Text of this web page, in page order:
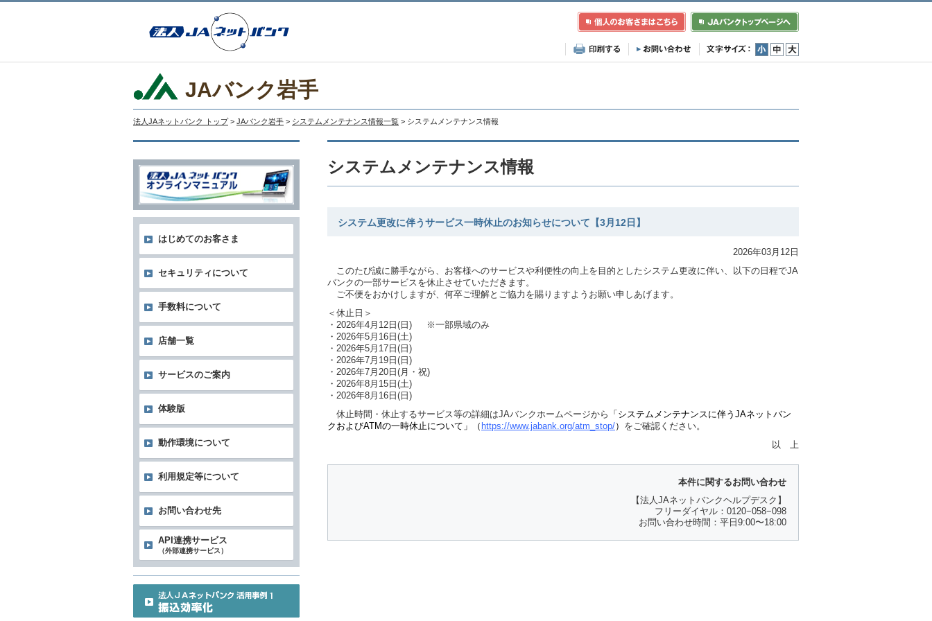
小 中 大
JAバンク岩手
法人JAネットバンク トップ > JAバンク岩手 > システムメンテナンス情報一覧 > システムメンテナンス情報
システムメンテナンス情報
システム更改に伴うサービス一時休止のお知らせについて【3月12日】
2026年03月12日
このたび誠に勝手ながら、お客様へのサービスや利便性の向上を目的としたシステム更改に伴い、以下の日程でJA
バンクの一部サービスを休止させていただきます。
ご不便をおかけしますが、何卒ご理解とご協力を賜りますようお願い申しあげます。
＜休止日＞
・2026年4月12日(日) ※一部県域のみ
・2026年5月16日(土)
・2026年5月17日(日)
・2026年7月19日(日)
・2026年7月20日(月・祝)
・2026年8月15日(土)
・2026年8月16日(日)
休止時間・休止するサービス等の詳細はJAバンクホームページから 「システムメンテナンスに伴うJAネットバン
クおよびATMの一時休止について」（ https://www.jabank.org/atm_stop/） をご確認ください。
以 上
本件に関するお問い合わせ
【法人JAネットバンクヘルプデスク】
フリーダイヤル：0120−058−098
お問い合わせ時間：平日9:00〜18:00
はじめてのお客さま
セキュリティについて
手数料について
店舗一覧
サービスのご案内
体験版
動作環境について
利用規定等について
お問い合わせ先
API連携サービス
（外部連携サービス）